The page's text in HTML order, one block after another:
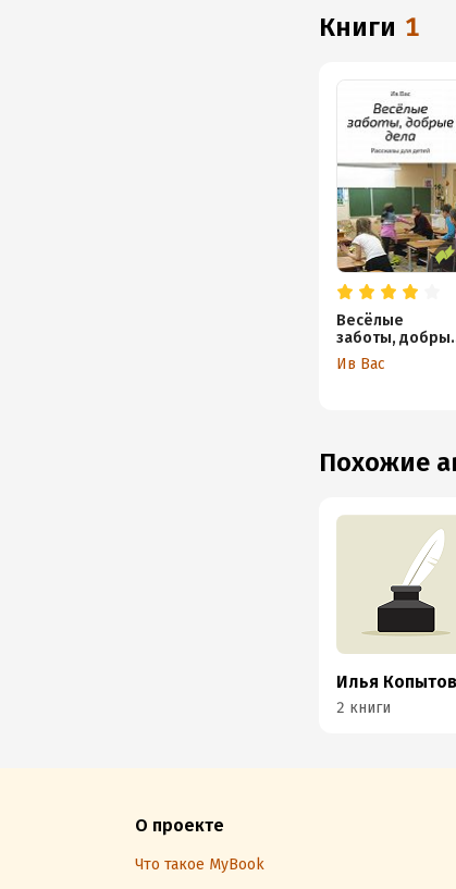
книги 1
Весёлые
заботы,
дела
Ив Вас
Похожие
Илья Копытов
2 книги
О проекте
Что такое MyBook